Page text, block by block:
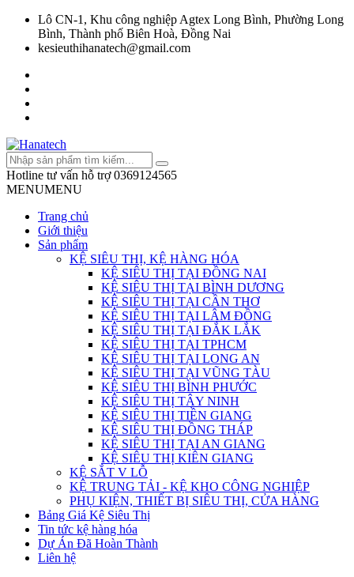
Lô CN-1, Khu công nghiệp Agtex Long Bình, Phường Long
Bình, Thành phố Biên Hoà, Đồng Nai
kesieuthihanatech@gmail.com
Hotline tư vấn hỗ trợ 0369124565
MENUMENU
Trang chủ
Giới thiệu
Sản phẩm
KỆ SIÊU THỊ, KỆ HÀNG HÓA
KỆ SIÊU THỊ TẠI ĐỒNG NAI
KỆ SIÊU THỊ TẠI BÌNH DƯƠNG
KỆ SIÊU THỊ TẠI CẦN THƠ
KỆ SIÊU THỊ TẠI LÂM ĐỒNG
KỆ SIÊU THỊ TẠI ĐẮK LẮK
KỆ SIÊU THỊ TẠI TPHCM
KỆ SIÊU THỊ TẠI LONG AN
KỆ SIÊU THỊ TẠI VŨNG TÀU
KỆ SIÊU THỊ BÌNH PHƯỚC
KỆ SIÊU THỊ TÂY NINH
KỆ SIÊU THỊ TIỀN GIANG
KỆ SIÊU THỊ ĐỒNG THÁP
KỆ SIÊU THỊ TẠI AN GIANG
KỆ SIÊU THỊ KIÊN GIANG
KỆ SẮT V LỖ
KỆ TRUNG TẢI - KỆ KHO CÔNG NGHIỆP
PHỤ KIỆN, THIẾT BỊ SIÊU THỊ, CỬA HÀNG
Bảng Giá Kệ Siêu Thị
Tin tức kệ hàng hóa
Dự Án Đã Hoàn Thành
Liên hệ